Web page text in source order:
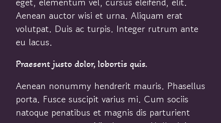
Aenean auctor wisi et urna. Aliquam erat
volutpat. Duis ac turpis. Integer rutrum ante
eu lacus.
Praesent justo dolor, lobortis quis.
Aenean nonummy hendrerit mauris. Phasellus
porta. Fusce suscipit varius mi. Cum sociis
natoque penatibus et magnis dis parturient